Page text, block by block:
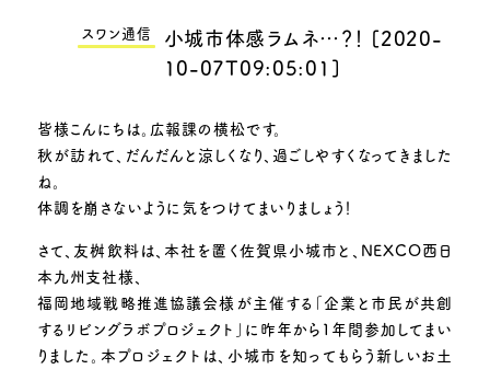
スワン通信 小城市体感ラムネ…？！ [2020-
10-07T09:05:01 ]
皆様こんにちは。広報課の横松です。
秋が訪れて、だんだんと涼しくなり、過ごしやすくなってきました
ね。
体調を崩さないように気をつけてまいりましょう！
さて、友桝飲料は、本社を置く佐賀県小城市と、NEXCO西日
本九州支社様、
福岡地域戦略推進協議会様が主催する「企業と市民が共創
するリビングラボプロジェクト」に昨年から1年間参加してまい
りました。本プロジェクトは、小城市を知ってもらう新しいお土